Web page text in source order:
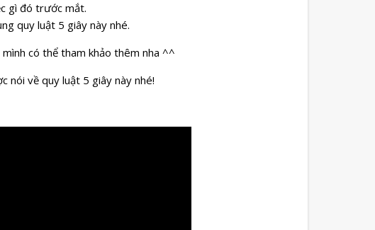
gì đó trước mắt.
quy luật 5 giây này nhé.
mình có thể tham khảo thêm nha ^^
nói về quy luật 5 giây này nhé!